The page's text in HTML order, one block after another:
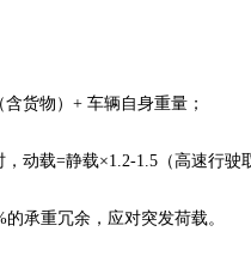
货物）+ 车辆自身重量；
动载=静载×1.2-1.5（高速行
承重冗余，应对突发荷载。